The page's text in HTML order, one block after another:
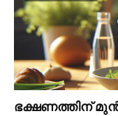
ഭക്ഷണത്തിന്